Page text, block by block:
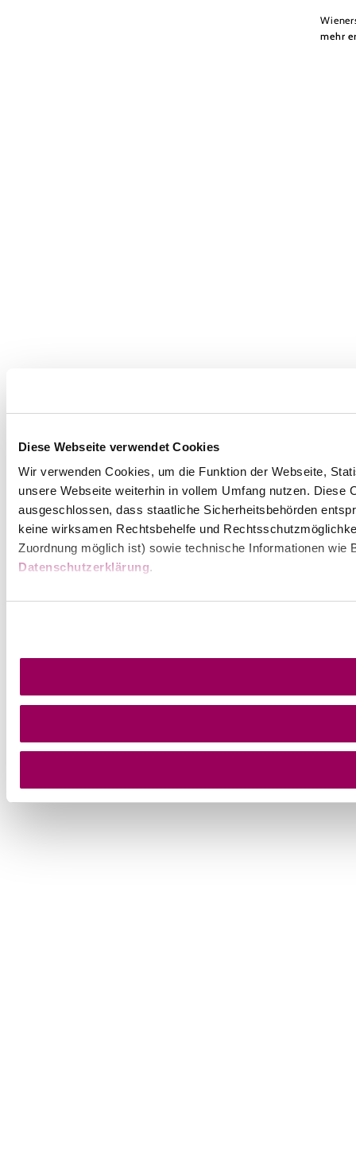
Diese Webseite verwendet Cookies
Wir verwenden Cookies, um die Funktion der Webseite,
unsere Webseite weiterhin in vollem Umfang nutzen.
ausgeschlossen, dass staatliche Sicherheitsbehörden
keine wirksamen Rechtsbehelfe und
Zuordnung möglich ist) sowie technische Informationen
Datenschutzerklärung.
mehr